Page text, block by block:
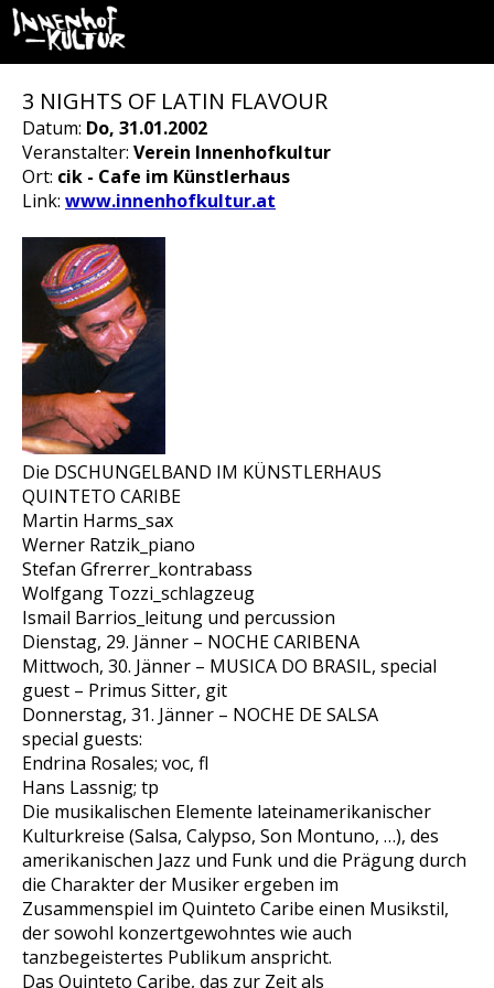
3 NIGHTS OF LATIN FLAVOUR
Datum: Do, 31.01.2002
Veranstalter: Verein Innenhofkultur
Ort: cik - Cafe im Künstlerhaus
Link: www.innenhofkultur.at
Die DSCHUNGELBAND IM KÜNSTLERHAUS
QUINTETO CARIBE
Martin Harms_sax
Werner Ratzik_piano
Stefan Gfrerrer_kontrabass
Wolfgang Tozzi_schlagzeug
Ismail Barrios_leitung und percussion
Dienstag, 29. Jänner – NOCHE CARIBENA
Mittwoch, 30. Jänner – MUSICA DO BRASIL, special
guest – Primus Sitter, git
Donnerstag, 31. Jänner – NOCHE DE SALSA
special guests:
Endrina Rosales; voc, fl
Hans Lassnig; tp
Die musikalischen Elemente lateinamerikanischer
Kulturkreise (Salsa, Calypso, Son Montuno, …), des
amerikanischen Jazz und Funk und die Prägung durch
die Charakter der Musiker ergeben im
Zusammenspiel im Quinteto Caribe einen Musikstil,
der sowohl konzertgewohntes wie auch
tanzbegeistertes Publikum anspricht.
Das Quinteto Caribe, das zur Zeit als